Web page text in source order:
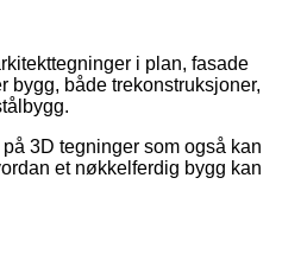
i plan, fasade
bygg, både trekonstruksjoner,
3D tegninger som også kan
et nøkkelferdig bygg kan